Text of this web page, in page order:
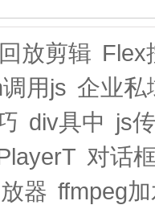
放剪辑 Flex
用js 企业私
div具中 js
对话
器 ffmpeg